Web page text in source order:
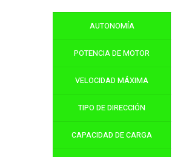
AUTONOMÍA
POTENCIA DE MOTOR
VELOCIDAD MÁXIMA
TIPO DE DIRECCIÓN
CAPACIDAD DE CARGA